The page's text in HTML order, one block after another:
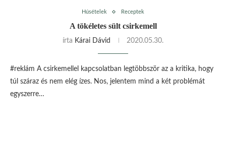
Húsételek Receptek
A tökéletes sült csirkemell
írta Kárai Dávid 2020.05.30.
#reklám A csirkemellel kapcsolatban legtöbbször az a kritika, hogy
túl száraz és nem elég ízes. Nos, jelentem mind a két problémát
egyszerre…